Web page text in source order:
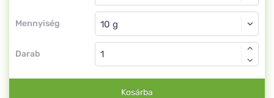
Mennyiség
Golyócska
Darab
Kosárba